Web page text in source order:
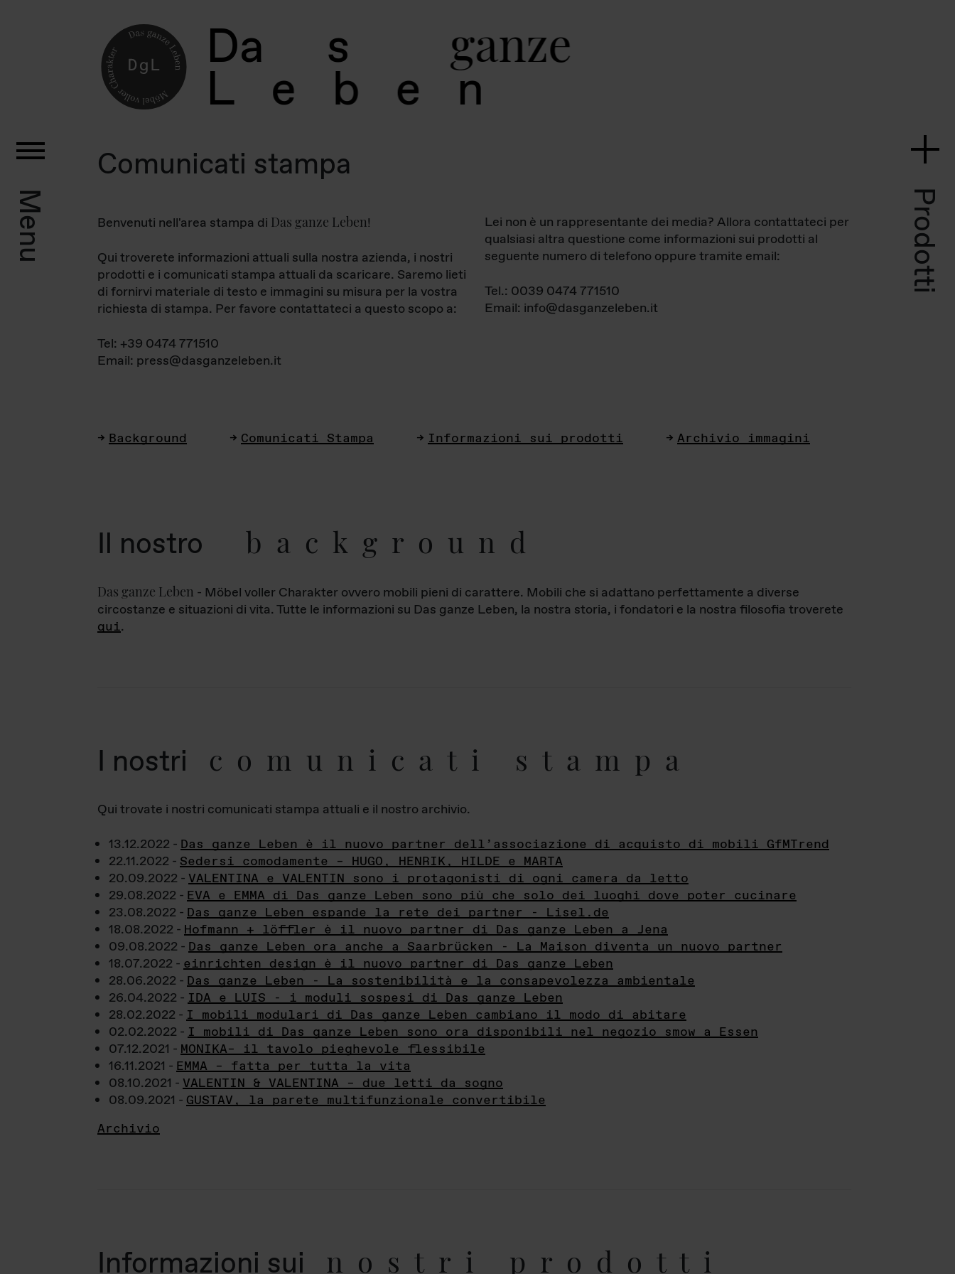
Da s ganz
L e b
Menu Prodotti
Comunicati stampa
Benvenuti nell'area stampa di Das ganze Leben!
Qui troverete informazioni attuali sulla nostra azienda, i nostri
prodotti e i comunicati stampa attuali da scaricare. Saremo lieti
di fornirvi materiale di testo e immagini su misura per la vostra
richiesta di stampa. Per favore contattateci a questo scopo a:
Tel: +39 0474 771510
Email: press@dasganzeleben.it
Lei non è un rappresentante dei media? Allora contattateci per
qualsiasi altra questione come informazioni sui prodotti al
seguente numero di telefono oppure tramite email:
Tel.: 0039 0474 771510
Email: info@dasganzeleben.it
Background Comunicati Stampa Informazioni sui prodotti Archivio immagini
Il nostro background
Das ganze Leben - Möbel voller Charakter ovvero mobili pieni di carattere. Mobili che si adattano perfettamente a diverse
circostanze e situazioni di vita. Tutte le informazioni su Das ganze Leben, la nostra storia, i fondatori e la nostra filosofia troverete
qui.
I nostri comunicati stampa
Qui trovate i nostri comunicati stampa attuali e il nostro archivio.
13.12.2022 - Das ganze Leben è il nuovo partner dell’associazione di acquisto di mobili GfMTrend
22.11.2022 - Sedersi comodamente – HUGO, HENRIK, HILDE e MARTA
20.09.2022 - VALENTINA e VALENTIN sono i protagonisti di ogni camera da letto
29.08.2022 - EVA e EMMA di Das ganze Leben sono più che solo dei luoghi dove poter cucinare
23.08.2022 - Das ganze Leben espande la rete dei partner - Lisel.de
18.08.2022 - Hofmann + löffler è il nuovo partner di Das ganze Leben a Jena
09.08.2022 - Das ganze Leben ora anche a Saarbrücken - La Maison diventa un nuovo partner
18.07.2022 - einrichten design è il nuovo partner di Das ganze Leben
28.06.2022 - Das ganze Leben - La sostenibilità e la consapevolezza ambientale
26.04.2022 - IDA e LUIS - i moduli sospesi di Das ganze Leben
28.02.2022 - I mobili modulari di Das ganze Leben cambiano il modo di abitare
02.02.2022 - I mobili di Das ganze Leben sono ora disponibili nel negozio smow a Essen
07.12.2021 - MONIKA– il tavolo pieghevole flessibile
16.11.2021 - EMMA – fatta per tutta la vita
08.10.2021 - VALENTIN & VALENTINA – due letti da sogno
08.09.2021 - GUSTAV, la parete multifunzionale convertibile
Archivio
Informazioni sui nostri prodotti